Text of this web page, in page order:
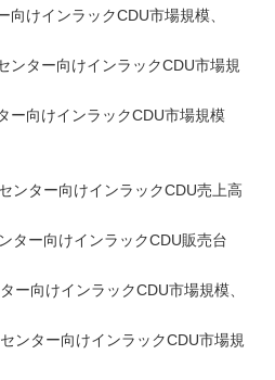
けインラックCDU市場規模、
ンター向けインラックCDU市場規
ー向けインラックCDU市場規模
ンター向けインラックCDU売上高
ター向けインラックCDU販売台
ー向けインラックCDU市場規模、
ンター向けインラックCDU市場規